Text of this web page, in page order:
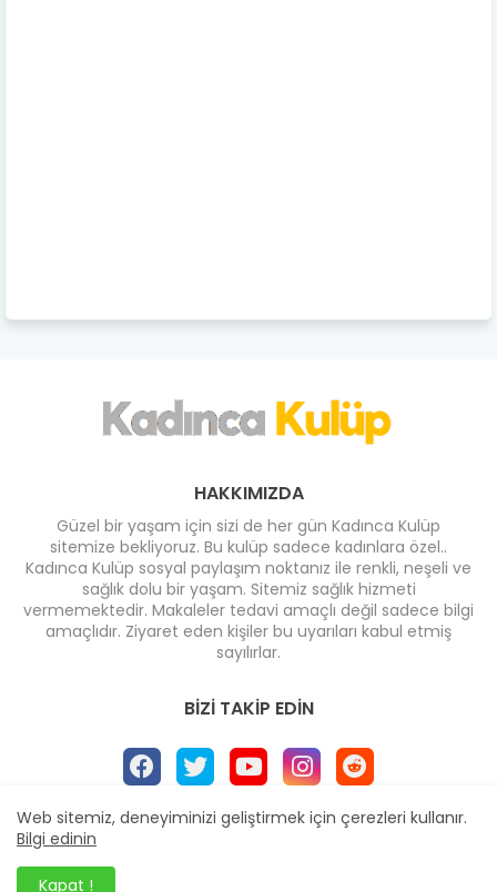
HAKKIMIZDA
Güzel bir yaşam için sizi de her gün Kadınca Kulüp
sitemize bekliyoruz. Bu kulüp sadece kadınlara özel..
Kadınca Kulüp sosyal paylaşım noktanız ile renkli, neşeli ve
sağlık dolu bir yaşam. Sitemiz sağlık hizmeti
vermemektedir. Makaleler tedavi amaçlı değil sadece bilgi
amaçlıdır. Ziyaret eden kişiler bu uyarıları kabul etmiş
sayılırlar.
BIZI TAKIP EDIN
Ana Sayfa
Dizayn -
Web sitemiz, deneyiminizi geliştirmek için çerezleri kullanır.
Bilgi edinin
Kapat !